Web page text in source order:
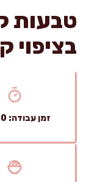
טבעות
בציפוי
זמן עבודה: 20 דק'